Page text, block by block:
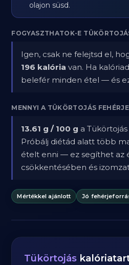
olajon süsd.
FOGYASZTHATOK-E
Igen, csak ne felejtsd el,
196 kalória van. Ha
belefér minden étel — és
MENNYI A TÜKÖRTOJÁS
13.61 g / 100 g a
Próbálj diétád alatt több
ételt enni — ez segíthet az
csökkentésében és
Mértékkel ajánlott Jó
Tükörtojás